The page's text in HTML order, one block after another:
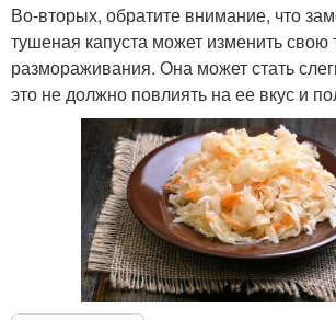
Во-вторых, обратите внимание, что
тушеная капуста может изменить свою
размораживания. Она может стать
это не должно повлиять на ее вкус и